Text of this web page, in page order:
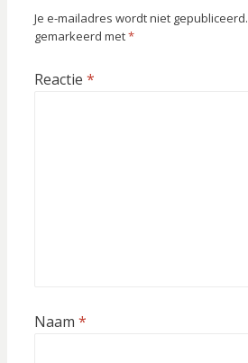
Je e-mailadres wordt niet gepubliceerd.
gemarkeerd met*
Reactie *
Naam *